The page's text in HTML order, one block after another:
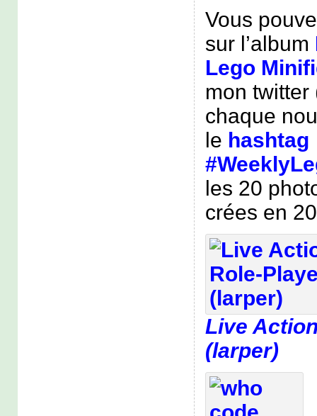
Vous
sur l’album
Lego
mon twitter
chaque
le hashtag
les 20
crées en
Live
(larper)